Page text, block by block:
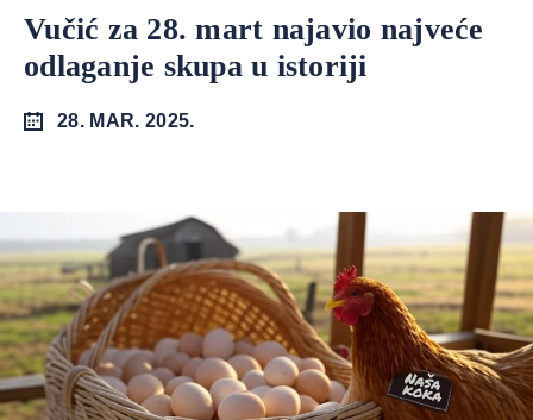
Vučić za 28. mart najavio najveće
odlaganje skupa u istoriji
28. MAR. 2025.